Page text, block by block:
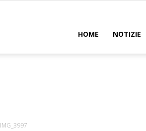
HOME NOTIZIE
IMG_3997